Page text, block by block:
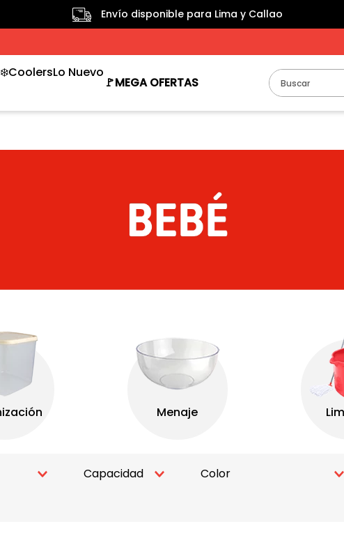
Envío disponible para Lima y Callao
❄️CoolersLo Nuevo
🚩MEGA OFERTAS
Buscar
Capacidad
Color
TÉRMINOS MÁS BUSCADOS